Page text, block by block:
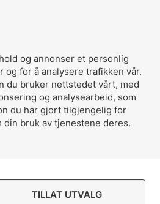
og annonser et personlig
for å analysere trafikken vår.
du bruker nettstedet vårt, med
og analysearbeid, som
du har gjort tilgjengelig for
bruk av tjenestene deres.
TILLAT UTVALG